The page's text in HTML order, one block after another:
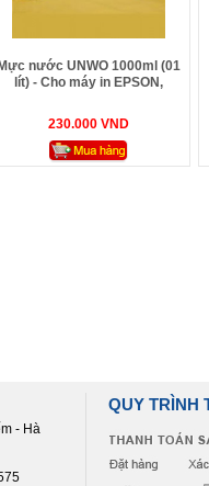
Mực nước UNWO 1000ml (01
lít) - Cho máy in EPSON,
230.000 VND
- Hà
QUY TRÌNH